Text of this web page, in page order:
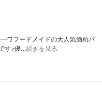
フードメイドの大人気酒粕パ
す♪優…続きを見る